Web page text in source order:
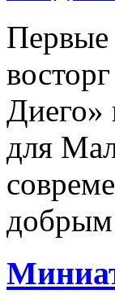
Первые
Диего»
для
добрым